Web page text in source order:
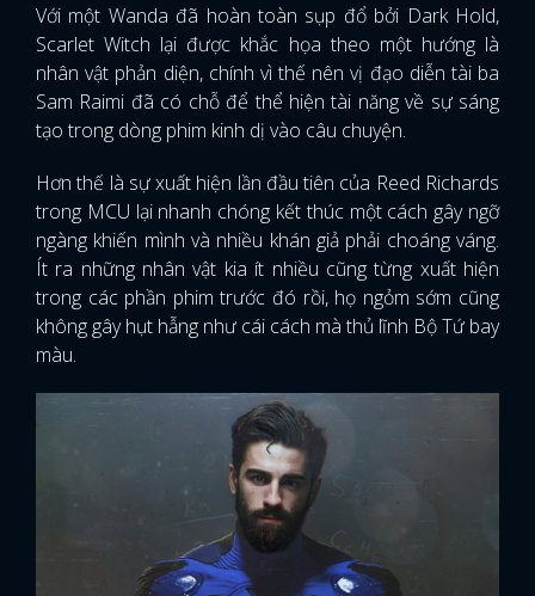
Với một Wanda đã hoàn toàn sụp đổ bởi Dark Hold,
Scarlet Witch lại được khắc họa theo một hướng là
nhân vật phản diện, chính vì thế nên vị đạo diễn tài ba
Sam Raimi đã có chỗ để thể hiện tài năng về sự sáng
tạo trong dòng phim kinh dị vào câu chuyện.
Hơn thế là sự xuất hiện lần đầu tiên của Reed Richards
trong MCU lại nhanh chóng kết thúc một cách gây ngỡ
ngàng khiến mình và nhiều khán giả phải choáng váng.
Ít ra những nhân vật kia ít nhiều cũng từng xuất hiện
trong các phần phim trước đó rồi, họ ngỏm sớm cũng
không gây hụt hẫng như cái cách mà thủ lĩnh Bộ Tứ bay
màu.